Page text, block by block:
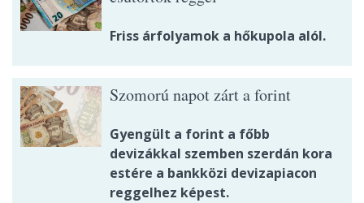
Friss árfolyamok a hőkupola alól.
Szomorú napot zárt a forint
Gyengült a forint a főbb
devizákkal szemben szerdán kora
estére a bankközi devizapiacon
reggelhez képest.